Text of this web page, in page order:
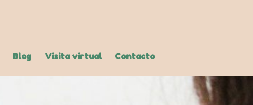
Blog Visita virtual Contacto